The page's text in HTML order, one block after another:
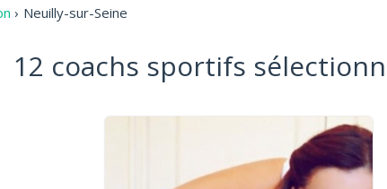
› Neuilly-sur-Seine
12 coachs sportifs